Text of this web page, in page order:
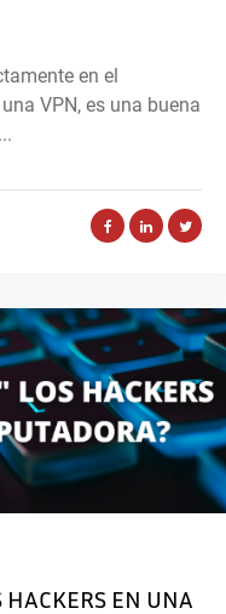
en el
VPN, es una buena
EN UNA